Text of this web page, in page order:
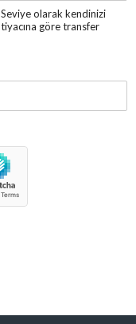
olarak kendinizi
göre transfer